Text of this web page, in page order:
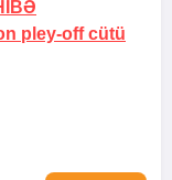
pley-off cütü